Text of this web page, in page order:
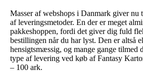
Masser af webshops i Danmark giver nu
af leveringsmetoder. En der er meget
pakkeshoppen, fordi det giver dig fuld
bestillingen når du har lyst. Den er altså
hensigtsmæssig, og mange gange tilmed
type af levering ved køb af Fantasy
– 100 ark.